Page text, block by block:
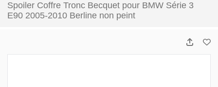
Spoiler Coffre Tronc Becquet pour BMW Série 3
E90 2005-2010 Berline non peint